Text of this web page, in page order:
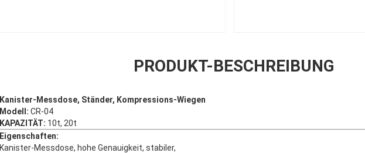
PRODUKT-BESCHREIBUNG
Kanister-Messdose, Ständer, Kompressions-Wiegen
Modell: CR-04
KAPAZITÄT: 10t, 20t
Eigenschaften:
Kanister-Messdose, hohe Genauigkeit, stabiler,